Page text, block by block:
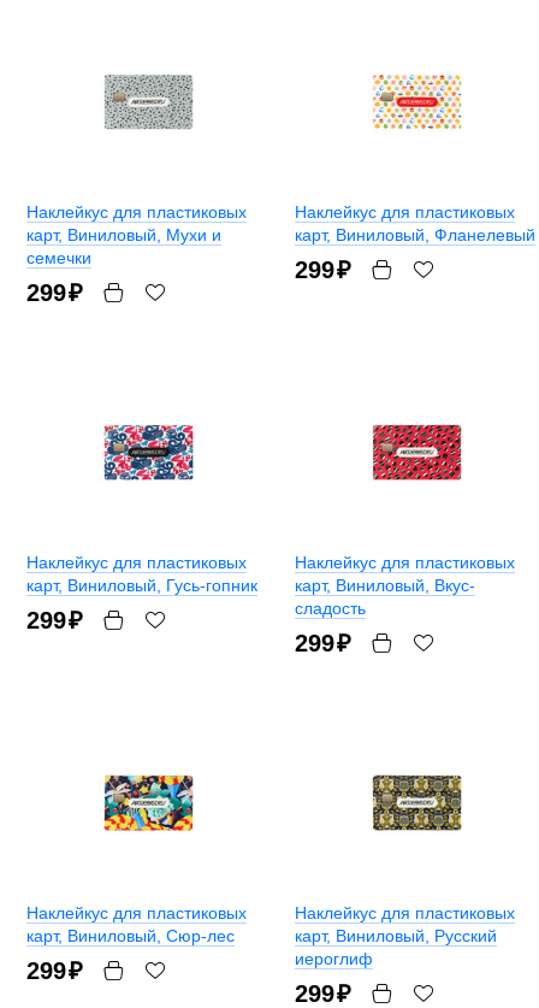
Наклейкус для пластиковых
карт, Виниловый, Мухи и
семечки
299₽
Наклейкус для пластиковых
карт, Виниловый, Фланелевый
299₽
Наклейкус для пластиковых
карт, Виниловый, Гусь-гопник
299₽
Наклейкус для пластиковых
карт, Виниловый, Вкус-
сладость
299₽
Наклейкус для пластиковых
карт, Виниловый, Сюр-лес
299₽
Наклейкус для пластиковых
карт, Виниловый, Русский
иероглиф
299₽